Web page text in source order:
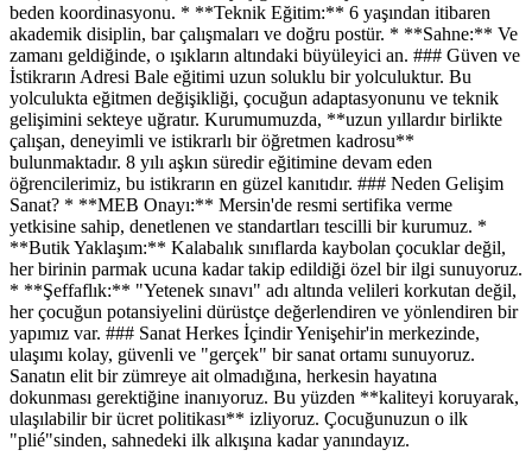
beden koordinasyonu. * **Teknik Eğitim:** 6 yaşından itibaren
akademik disiplin, bar çalışmaları ve doğru postür. * **Sahne:** Ve
zamanı geldiğinde, o ışıkların altındaki büyüleyici an. ### Güven ve
İstikrarın Adresi Bale eğitimi uzun soluklu bir yolculuktur. Bu
yolculukta eğitmen değişikliği, çocuğun adaptasyonunu ve teknik
gelişimini sekteye uğratır. Kurumumuzda, **uzun yıllardır birlikte
çalışan, deneyimli ve istikrarlı bir öğretmen kadrosu**
bulunmaktadır. 8 yılı aşkın süredir eğitimine devam eden
öğrencilerimiz, bu istikrarın en güzel kanıtıdır. ### Neden Gelişim
Sanat? * **MEB Onayı:** Mersin'de resmi sertifika verme
yetkisine sahip, denetlenen ve standartları tescilli bir kurumuz. *
**Butik Yaklaşım:** Kalabalık sınıflarda kaybolan çocuklar değil,
her birinin parmak ucuna kadar takip edildiği özel bir ilgi sunuyoruz.
* **Şeffaflık:** "Yetenek sınavı" adı altında velileri korkutan değil,
her çocuğun potansiyelini dürüstçe değerlendiren ve yönlendiren bir
yapımız var. ### Sanat Herkes İçindir Yenişehir'in merkezinde,
ulaşımı kolay, güvenli ve "gerçek" bir sanat ortamı sunuyoruz.
Sanatın elit bir zümreye ait olmadığına, herkesin hayatına
dokunması gerektiğine inanıyoruz. Bu yüzden **kaliteyi koruyarak,
ulaşılabilir bir ücret politikası** izliyoruz. Çocuğunuzun o ilk
"plié"sinden, sahnedeki ilk alkışına kadar yanındayız.